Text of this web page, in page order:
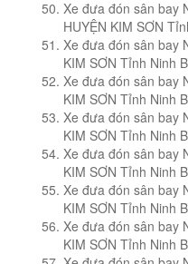
Xe đưa đón sân bay
HUYỆN KIM SƠN
Xe đưa đón sân bay
KIM SƠN Tỉnh Ninh
Xe đưa đón sân bay
KIM SƠN Tỉnh Ninh
Xe đưa đón sân bay
KIM SƠN Tỉnh Ninh
Xe đưa đón sân bay
KIM SƠN Tỉnh Ninh
Xe đưa đón sân bay
KIM SƠN Tỉnh Ninh
Xe đưa đón sân bay
KIM SƠN Tỉnh Ninh